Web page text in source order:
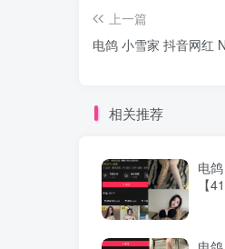
上一篇
电鸽 小雪家 抖音网红
相关推荐
电
【